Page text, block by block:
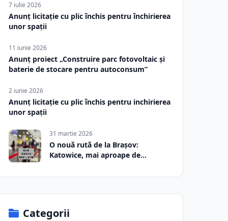
7 iulie 2026
Anunț licitație cu plic închis pentru închirierea
unor spații
11 iunie 2026
Anunț proiect „Construire parc fotovoltaic și
baterie de stocare pentru autoconsum”
2 iunie 2026
Anunț licitație cu plic închis pentru inchirierea
unor spații
31 martie 2026
O nouă rută de la Brașov:
Katowice, mai aproape de
Categorii